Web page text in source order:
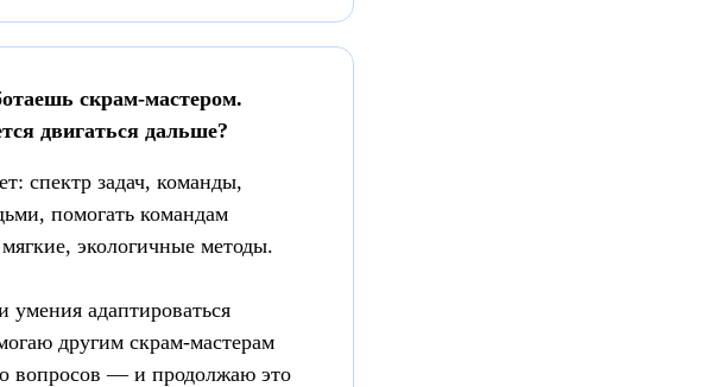
скрам-мастером.
двигаться дальше?
спектр задач, команды,
помогать командам
экологичные методы.
умения адаптироваться
другим скрам-мастерам
вопросов — и продолжаю это